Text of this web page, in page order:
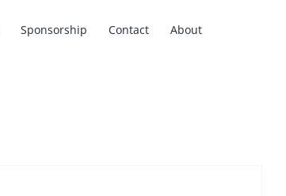
Sponsorship Contact About